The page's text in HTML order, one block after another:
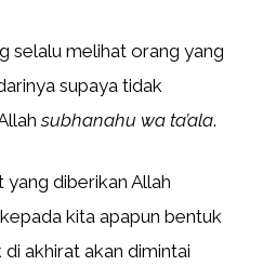
selalu melihat orang yang
supaya tidak
subhanahu wa ta’ala.
diberikan Allah
kepada kita apapun bentuk
akhirat akan dimintai